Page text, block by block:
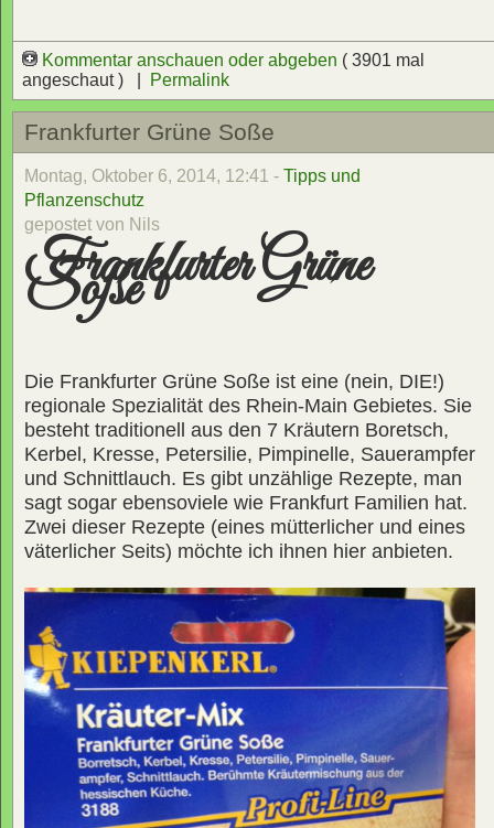
Kommentar anschauen oder abgeben ( 3901 mal
angeschaut ) |
Permalink
Frankfurter Grüne Soße
Montag, Oktober 6, 2014, 12:41 - Tipps und
Pflanzenschutz
gepostet von Nils
Frankfurter Grüne
Soße
Die Frankfurter Grüne Soße ist eine (nein, DIE!)
regionale Spezialität des Rhein-Main Gebietes. Sie
besteht traditionell aus den 7 Kräutern Boretsch,
Kerbel, Kresse, Petersilie, Pimpinelle, Sauerampfer
und Schnittlauch. Es gibt unzählige Rezepte, man
sagt sogar ebensoviele wie Frankfurt Familien hat.
Zwei dieser Rezepte (eines mütterlicher und eines
väterlicher Seits) möchte ich ihnen hier anbieten.